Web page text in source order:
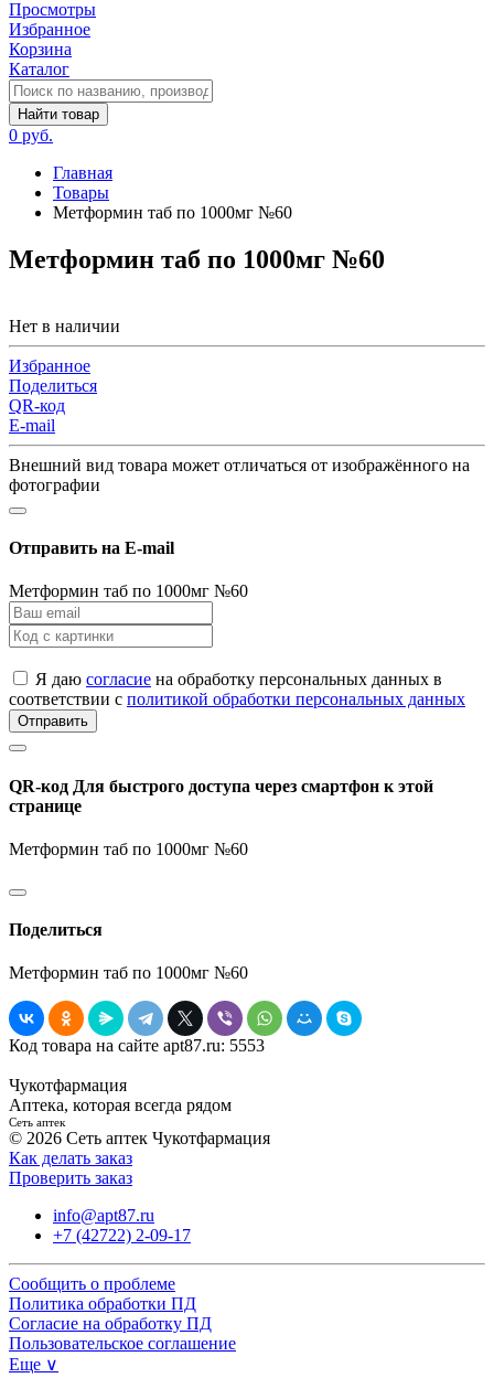
Просмотры
Избранное
Корзина
Каталог
Найти товар
0 руб.
Главная
Товары
Метформин таб по 1000мг №60
Метформин таб по 1000мг №60
Нет в наличии
Избранное
Поделиться
QR-код
E-mail
Внешний вид товара может отличаться от изображённого на
фотографии
Отправить на E-mail
Метформин таб по 1000мг №60
Я даю согласие на обработку персональных данных в
соответствии с политикой обработки персональных данных
Отправить
QR-код Для быстрого доступа через смартфон к этой
странице
Метформин таб по 1000мг №60
Поделиться
Метформин таб по 1000мг №60
Код товара на сайте apt87.ru: 5553
Чукотфармация
Аптека, которая всегда рядом
Сеть аптек
© 2026 Сеть аптек Чукотфармация
Как делать заказ
Проверить заказ
info@apt87.ru
+7 (42722) 2-09-17
Сообщить о проблеме
Политика обработки ПД
Согласие на обработку ПД
Пользовательское соглашение
Еще ∨